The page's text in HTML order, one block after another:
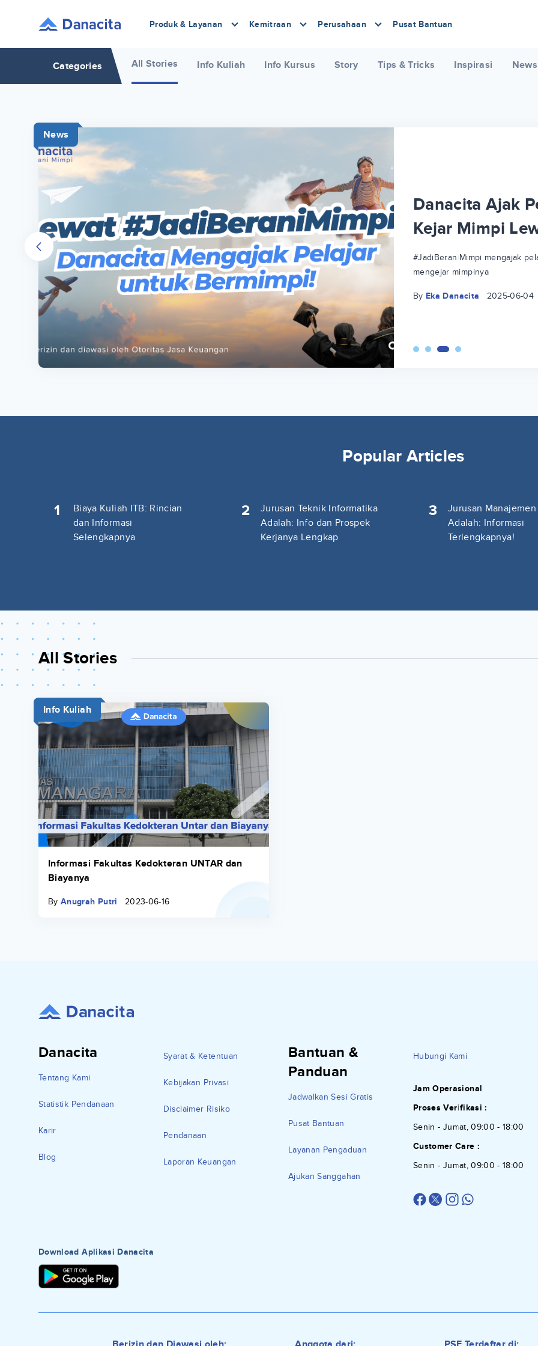
Produk & Layanan Kemitraan Perusahaan Pusat Bantuan
Categories All Stories Info Kuliah Info Kursus Story Tips & Tricks Inspirasi News
News
Danacita Ajak
Kejar Mimpi
#JadiBeraniMimpi mengajak
mengejar mimpinya
By Eka Danacita 2025-06-04
Popular Articles
1
Biaya Kuliah ITB: Rincian
dan Informasi
Selengkapnya
2
Jurusan Teknik Informatika
Adalah: Info dan Prospek
Kerjanya Lengkap
3
Jurusan Manajemen
Adalah: Informasi
Terlengkapnya!
All Stories
Info Kuliah
Informasi Fakultas Kedokteran UNTAR dan
Biayanya
By Anugrah Putri 2023-06-16
Danacita
Tentang Kami
Statistik Pendanaan
Karir
Blog
Syarat & Ketentuan
Kebijakan Privasi
Disclaimer Risiko
Pendanaan
Laporan Keuangan
Bantuan &
Panduan
Jadwalkan Sesi Gratis
Pusat Bantuan
Layanan Pengaduan
Ajukan Sanggahan
Hubungi Kami
Jam Operasional
Proses Verifikasi :
Senin - Jumat, 09:00 - 18:00
Customer Care :
Senin - Jumat, 09:00 - 18:00
Download Aplikasi Danacita